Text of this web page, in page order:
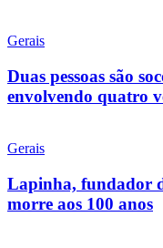
Gerais
Duas pessoas são
envolvendo quatro
Gerais
Lapinha, fundador
morre aos 100 anos